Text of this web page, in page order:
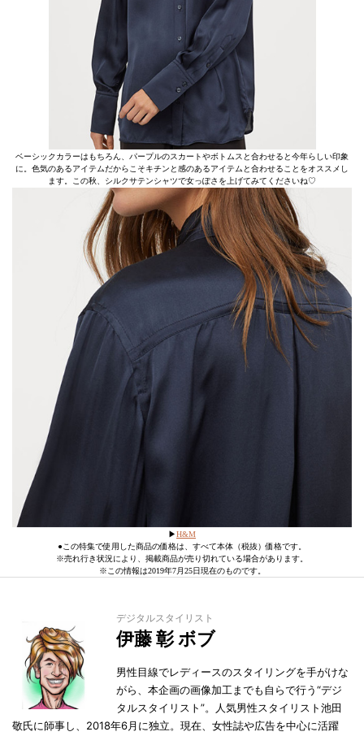
ベーシックカラーはもちろん、パープルのスカートやボトムスと合わせると今年らしい印象
に。色気のあるアイテムだからこそキチンと感のあるアイテムと合わせることをオススメし
ます。この秋、シルクサテンシャツで女っぽさを上げてみてくださいね♡
▶︎H&M
●この特集で使用した商品の価格は、すべて本体（税抜）価格です。
※売れ行き状況により、掲載商品が売り切れている場合があります。
※この情報は2019年7月25日現在のものです。
デジタルスタイリスト
伊藤 彰 ボブ
男性目線でレディースのスタイリングを手がけな
がら、本企画の画像加工までも自らで行う“デジ
タルスタイリスト”。人気男性スタイリスト池田
敬氏に師事し、2018年6月に独立。現在、女性誌や広告を中心に活躍